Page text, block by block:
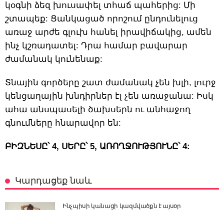
կօգնի ձեզ խուսափել տհաճ պահերից: Մի
շտապեք: Ցանկացած որոշում ընդունելուց
առաջ արժե գլուխ հանել իրավիճակից, ամեն
ինչ կշռադատել: Դրա համար բավարար
ժամանակ կունենաք:
Տնային գործերը շատ ժամանակ չեն խլի, լուրջ
կենցաղային խնդիրներ էլ չեն առաջանա: Իսկ
ահա անսպասելի ծախսերն ու անհաջող
գնումները հնարավոր են:
ԲԻԶՆԵՍԸ՝ 4, ՍԵՐԸ՝ 5, ԱՌՈՂՋՈՒԹՅՈՒՆԸ՝ 4:
Կարդացեք նաև
Ինչպիսի կանացի կազմվածքն է այսօր